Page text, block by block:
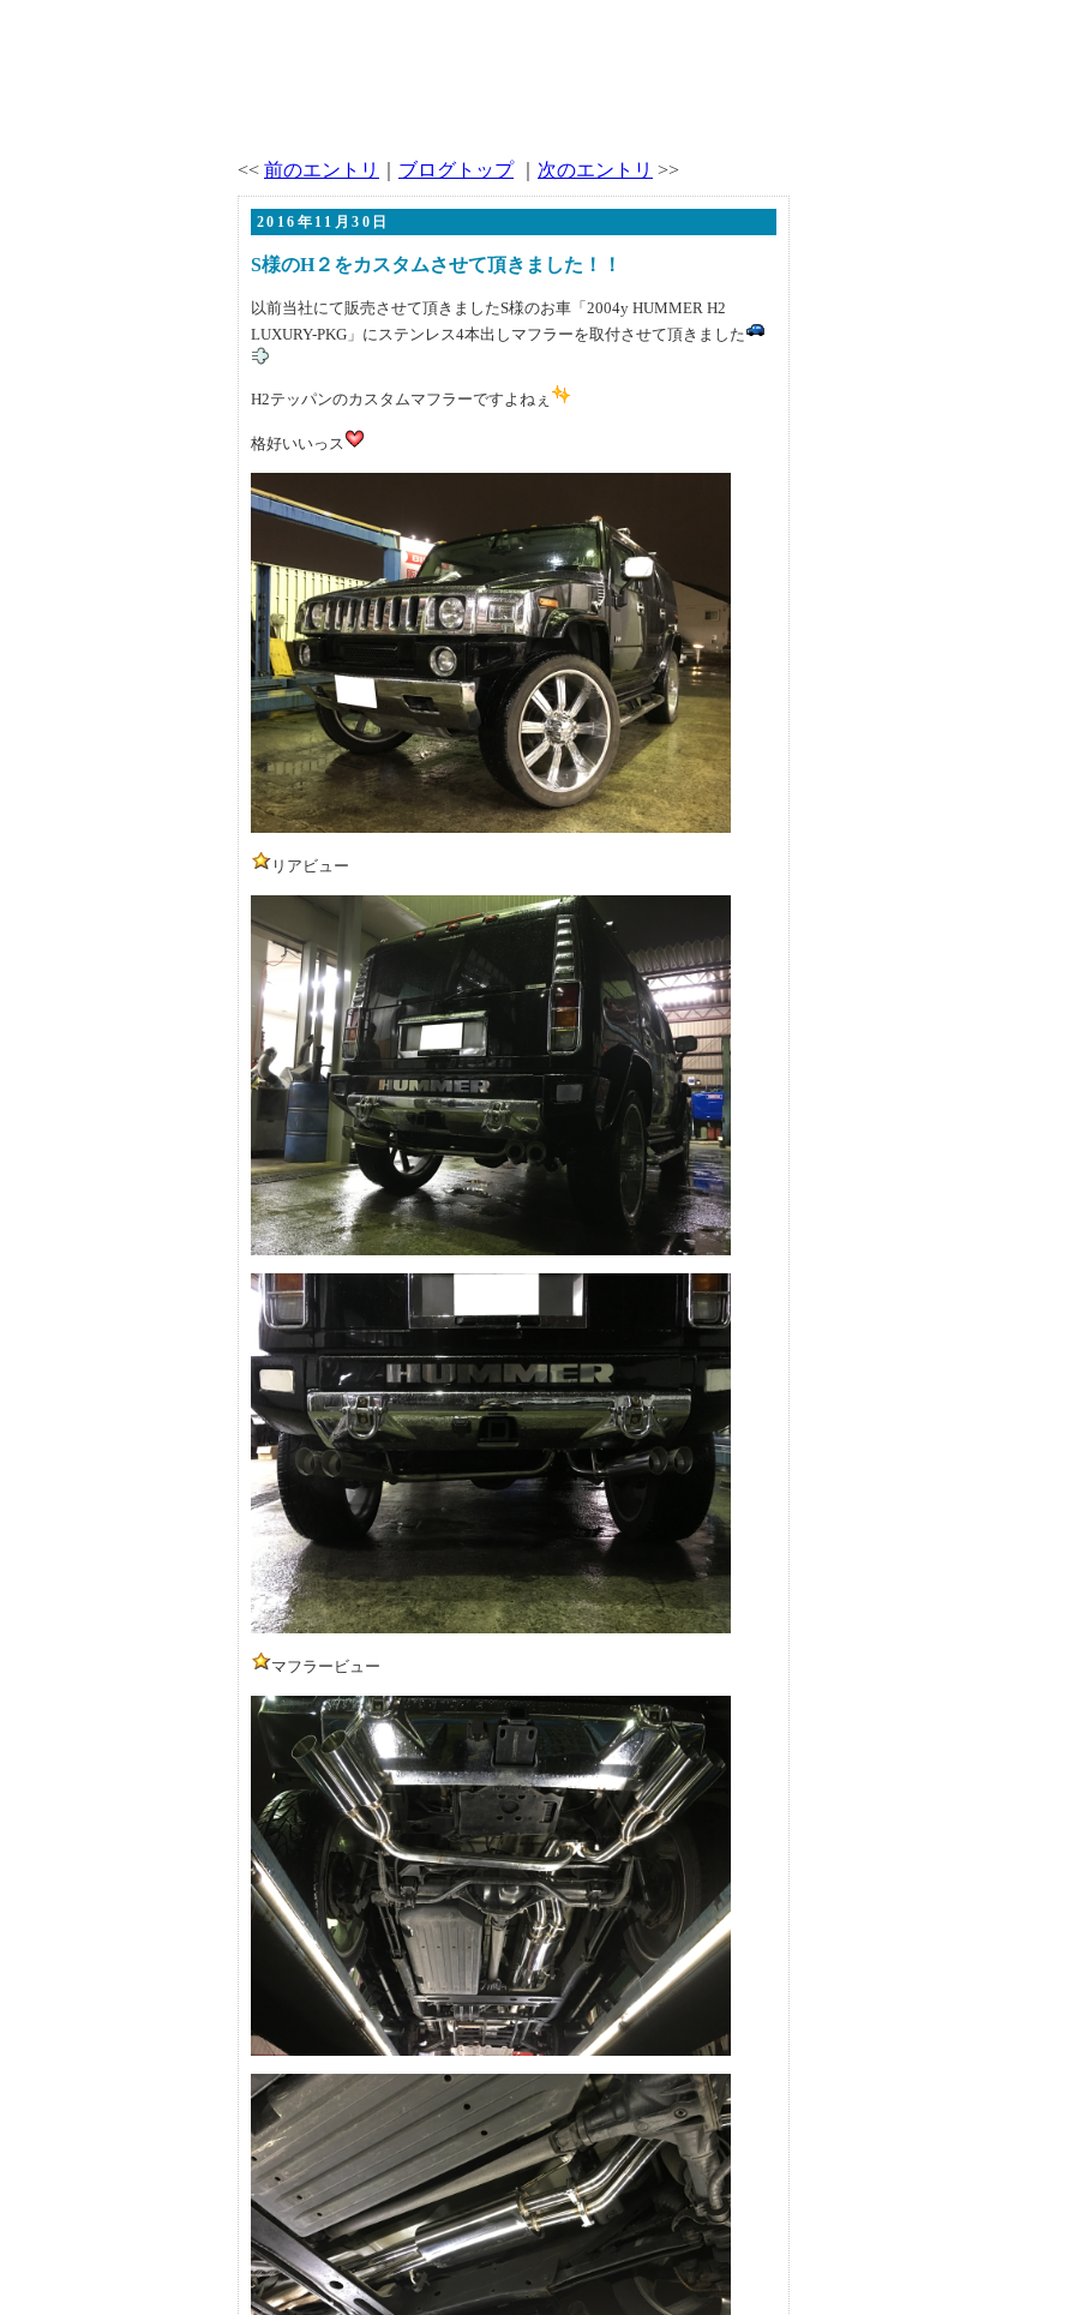
<< 前のエントリ ブログトップ｜ 次のエントリ >>
2016年11月30日
S様のH２をカスタムさせて頂きました！！
以前当社にて販売させて頂きましたS様のお車「2004y HUMMER H2
LUXURY-PKG」にステンレス4本出しマフラーを取付させて頂きました
H2テッパンのカスタムマフラーですよねぇ
格好いいっス
リアビュー
マフラービュー